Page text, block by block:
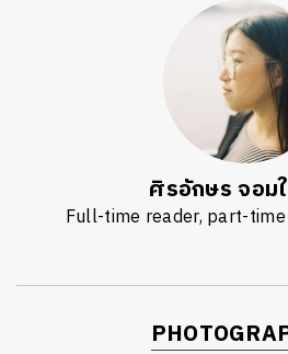
ศิรอักษร จอม
Full-time reader, part-